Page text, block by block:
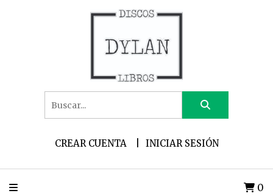
CREAR CUENTA INICIAR SESIÓN
0